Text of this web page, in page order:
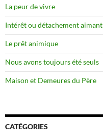
La peur de vivre
Intérêt ou détachement aimant
Le prêt animique
Nous avons toujours été seuls
Maison et Demeures du Père
CATÉGORIES